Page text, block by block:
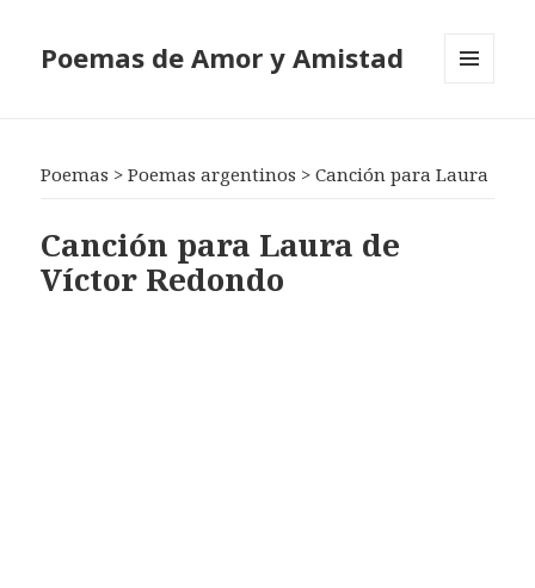
Poemas de Amor y Amistad
Poemas >Poemas argentinos >Canción para Laura
Canción para Laura de
Víctor Redondo